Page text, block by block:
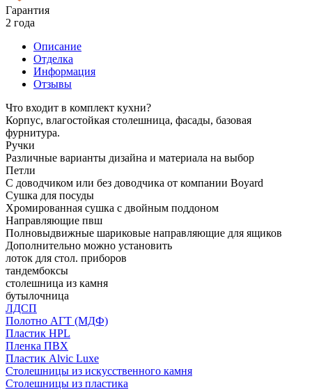
Гарантия
2 года
Описание
Отделка
Информация
Отзывы
Что входит в комплект кухни?
Корпус, влагостойкая столешница, фасады, базовая
фурнитура.
Ручки
Различные варианты дизайна и материала на выбор
Петли
С доводчиком или без доводчика от компании Boyard
Сушка для посуды
Хромированная сушка с двойным поддоном
Направляющие пвш
Полновыдвижные шариковые направляющие для ящиков
Дополнительно можно установить
лоток для стол. приборов
тандембоксы
столешница из камня
бутылочница
ЛДСП
Полотно АГТ (МДФ)
Пластик HPL
Пленка ПВХ
Пластик Alvic Luxe
Столешницы из искусственного камня
Столешницы из пластика